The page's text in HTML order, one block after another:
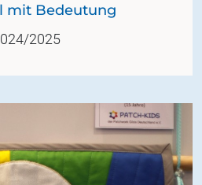
mit Bedeutung
2025